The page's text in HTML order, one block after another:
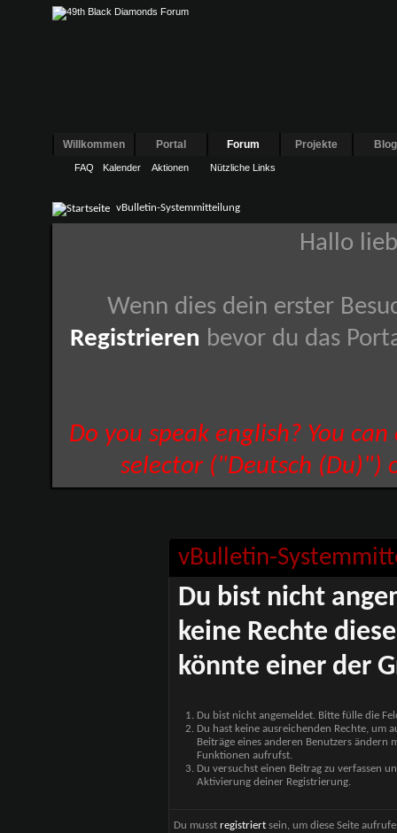
Willkommen Portal Forum
FAQ Kalender Aktionen Nützliche Links
Projekte
vBulletin-Systemmitteilung
Hallo
Wenn dies dein erster
Registrieren bevor du das
Do you speak english? You
selector ("Deutsch (Du)")
vBulletin-
Du bist nicht
keine Rechte
könnte einer der
Du bist nicht angemeldet. Bitte fülle die
Du hast keine ausreichenden Rechte, um
Beiträge eines anderen Benutzers
Funktionen aufrufst.
Du versuchst einen Beitrag zu verfassen
Aktivierung deiner Registrierung.
Du musst registriertsein, um diese Seite